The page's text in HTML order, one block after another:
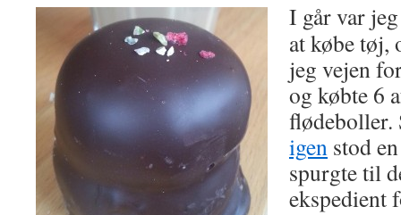
I går var
at købe tøj,
jeg vejen
og købte 6
flødeboller.
igen stod
spurgte til
ekspedient